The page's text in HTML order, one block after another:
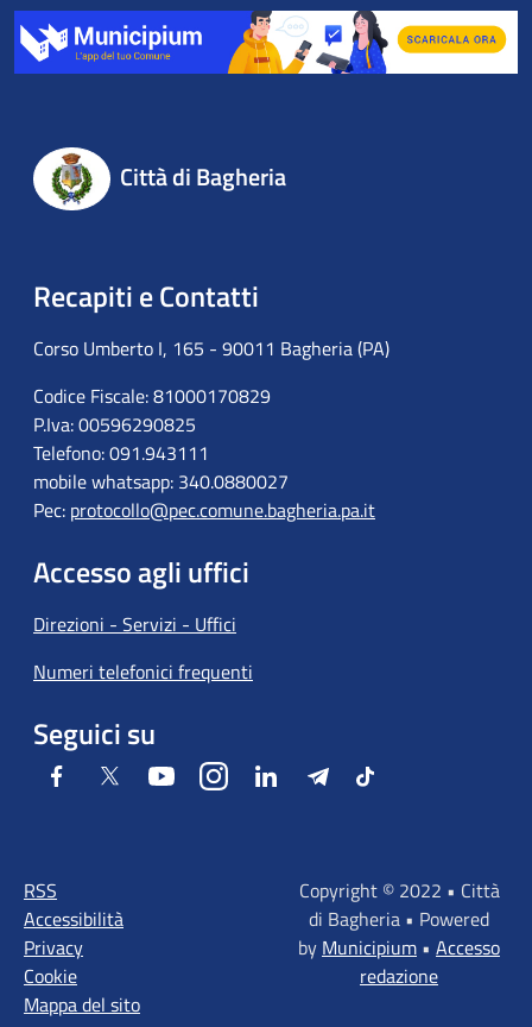
Città di Bagheria
Recapiti e Contatti
Corso Umberto I, 165 - 90011 Bagheria (PA)
Codice Fiscale: 81000170829
P.Iva: 00596290825
Telefono: 091.943111
mobile whatsapp: 340.0880027
Pec: protocollo@pec.comune.bagheria.pa.it
Accesso agli uffici
Direzioni - Servizi - Uffici
Numeri telefonici frequenti
Seguici su
Facebook Twitter YoutubeInstagramLinkedIn TelegramTiktok
RSS
Accessibilità
Privacy
Cookie
Mappa del sito
Copyright © 2022 • Città
di Bagheria • Powered
by Municipium • Accesso
redazione